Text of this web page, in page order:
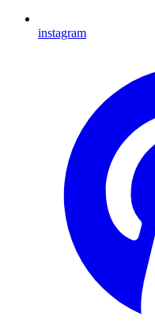
instagram